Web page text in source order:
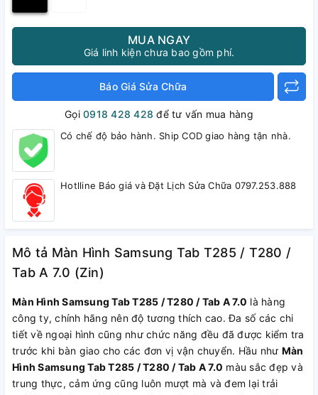
MUA NGAY
Giá linh kiện chưa bao gồm phí.
Báo Giá Sửa Chữa
Gọi0918 428 428 để tư vấn mua hàng
Có chế độ bảo hành. Ship COD giao hàng tận nhà.
Hotlline Báo giá và Đặt Lịch Sửa Chữa 0797.253.888
Mô tả Màn Hình Samsung Tab T285 / T280 /
Tab A 7.0 (Zin)
Màn Hình Samsung Tab T285 / T280 / Tab A 7.0 là hàng
công ty, chính hãng nên độ tương thích cao. Đa số các chi
tiết về ngoại hình cũng như chức năng đều đã được kiểm tra
trước khi bàn giao cho các đơn vị vận chuyển. Hầu như Màn
Hình Samsung Tab T285 / T280 / Tab A 7.0 màu sắc đẹp và
trung thực, cảm ứng cũng luôn mượt mà và đem lại trải